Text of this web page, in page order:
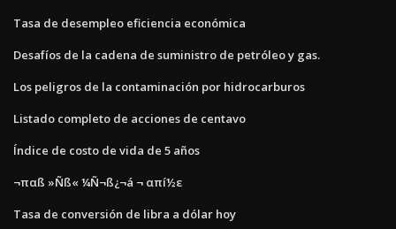
Tasa de desempleo eficiencia económica
Desafíos de la cadena de suministro de petróleo y gas.
Los peligros de la contaminación por hidrocarburos
Listado completo de acciones de centavo
Índice de costo de vida de 5 años
¬παß »Ñß« ¼Ñ¬ß¿¬á ¬ απí½ε
Tasa de conversión de libra a dólar hoy